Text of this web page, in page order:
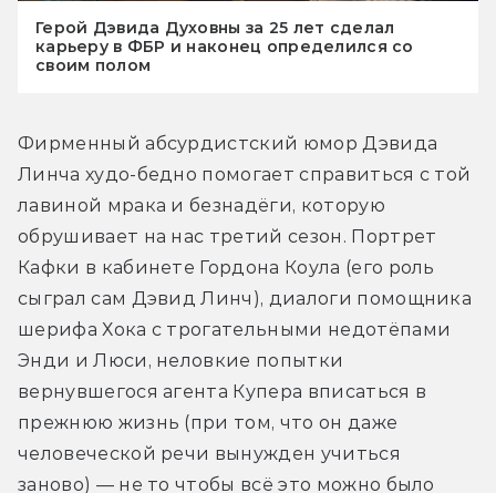
Герой Дэвида Духовны за 25 лет сделал
карьеру в ФБР и наконец определился со
своим полом
Фирменный абсурдистский юмор Дэвида
Линча худо-бедно помогает справиться с той
лавиной мрака и безнадёги, которую
обрушивает на нас третий сезон. Портрет
Кафки в кабинете Гордона Коула (его роль
сыграл сам Дэвид Линч), диалоги помощника
шерифа Хока с трогательными недотёпами
Энди и Люси, неловкие попытки
вернувшегося агента Купера вписаться в
прежнюю жизнь (при том, что он даже
человеческой речи вынужден учиться
заново) — не то чтобы всё это можно было